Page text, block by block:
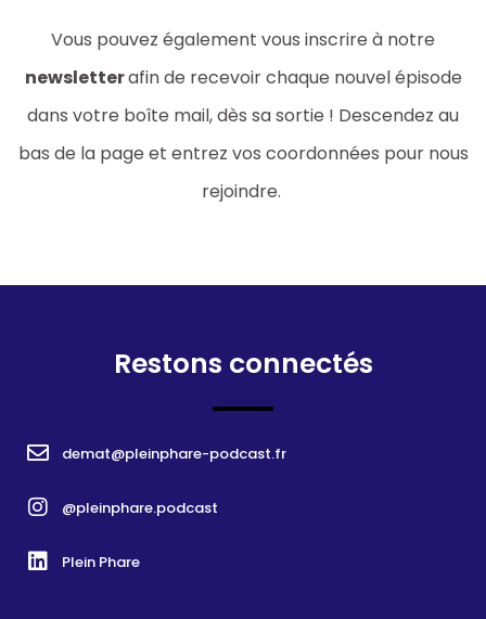
Vous pouvez également vous inscrire à notre
newsletterafin de recevoir chaque nouvel épisode
dans votre boîte mail, dès sa sortie ! Descendez au
bas de la page et entrez vos coordonnées pour nous
rejoindre.
Restons connectés
demat@pleinphare-podcast.fr
@pleinphare.podcast
Plein Phare